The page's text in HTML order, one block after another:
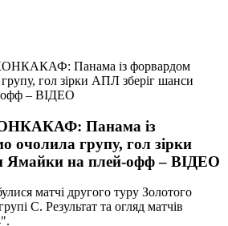
Панама із форвардом
гол зірки АПЛ зберіг шанси
– ВІДЕО
Панама із
очолила групу, гол зірки
Ямайки на плей-офф – ВІДЕО
матчі другого туру Золотого
C. Результат та огляд матчів